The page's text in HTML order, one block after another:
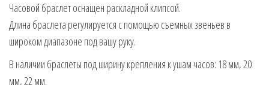
Часовой браслет оснащен раскладной клипсой.
Длина браслета регулируется с помощью съемных звеньев в
широком диапазоне под вашу руку.
В наличии браслеты под ширину крепления к ушам часов: 18 мм, 20
мм, 22 мм.